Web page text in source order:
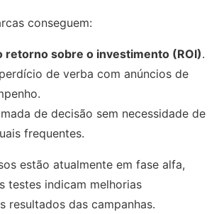
conseguem:
retorno sobre o investimento (ROI).
de verba com anúncios de
de decisão sem necessidade de
frequentes.
estão atualmente em fase alfa,
testes indicam melhorias
resultados das campanhas.